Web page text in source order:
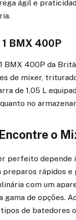
ágil e
BMX 400P
BMX 400P da
de mixer,
de 1,05 L
no
o
perfeito depende
preparos rápidos
com um
gama de opções.
de batedores